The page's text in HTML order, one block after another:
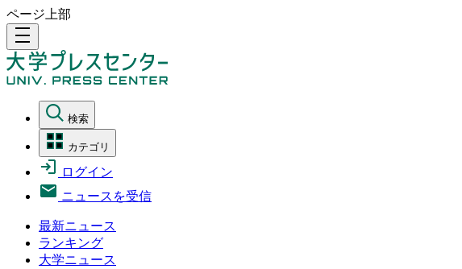
ページ上部
density_medium
検索
カテゴリ
ログイン
ニュースを受信
最新ニュース
ランキング
大学ニュース